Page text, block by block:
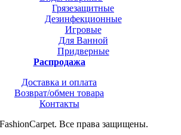
Грязезащитные
Дезинфекционные
Игровые
Для Ванной
Придверные
Распродажа
Доставка и оплата
Возврат/обмен товара
Контакты
Все права защищены.